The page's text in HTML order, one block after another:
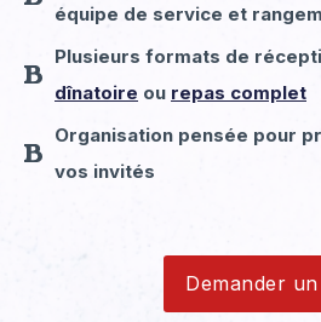
équipe de service et
Plusieurs formats de
dînatoire ou repas complet
Organisation pensée pour
vos invités
Demander